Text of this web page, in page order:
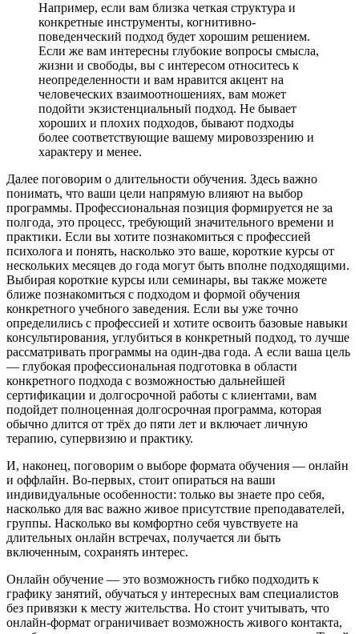
Например, если вам близка четкая структура и
конкретные инструменты, когнитивно-
поведенческий подход будет хорошим решением.
Если же вам интересны глубокие вопросы смысла,
жизни и свободы, вы с интересом относитесь к
неопределенности и вам нравится акцент на
человеческих взаимоотношениях, вам может
подойти экзистенциальный подход. Не бывает
хороших и плохих подходов, бывают подходы
более соответствующие вашему мировоззрению и
характеру и менее.
Далее поговорим о длительности обучения. Здесь важно
понимать, что ваши цели напрямую влияют на выбор
программы. Профессиональная позиция формируется не за
полгода, это процесс, требующий значительного времени и
практики. Если вы хотите познакомиться с профессией
психолога и понять, насколько это ваше, короткие курсы от
нескольких месяцев до года могут быть вполне подходящими.
Выбирая короткие курсы или семинары, вы также можете
ближе познакомиться с подходом и формой обучения
конкретного учебного заведения. Если вы уже точно
определились с профессией и хотите освоить базовые навыки
консультирования, углубиться в конкретный подход, то лучше
рассматривать программы на один-два года. А если ваша цель
— глубокая профессиональная подготовка в области
конкретного подхода с возможностью дальнейшей
сертификации и долгосрочной работы с клиентами, вам
подойдет полноценная долгосрочная программа, которая
обычно длится от трёх до пяти лет и включает личную
терапию, супервизию и практику.
И, наконец, поговорим о выборе формата обучения — онлайн
и оффлайн. Во-первых, стоит опираться на ваши
индивидуальные особенности: только вы знаете про себя,
насколько для вас важно живое присутствие преподавателей,
группы. Насколько вы комфортно себя чувствуете на
длительных онлайн встречах, получается ли быть
включенным, сохранять интерес.
Онлайн обучение — это возможность гибко подходить к
графику занятий, обучаться у интересных вам специалистов
без привязки к месту жительства. Но стоит учитывать, что
онлайн-формат ограничивает возможность живого контакта,